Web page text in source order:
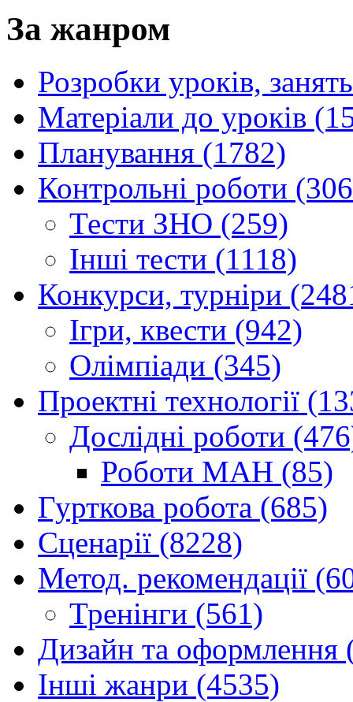
За жанром
Розробки уроків,
Матеріали до уроків
Планування (1782)
Контрольні роботи
Тести ЗНО (259)
Інші тести (1118)
Конкурси, турніри
Ігри, квести (942)
Олімпіади (345)
Проектні технології
Дослідні роботи
Роботи МАН (85)
Гурткова робота (685)
Сценарії (8228)
Метод. рекомендації
Тренінги (561)
Дизайн та оформлення
Інші жанри (4535)